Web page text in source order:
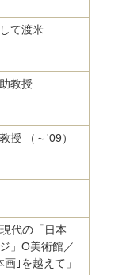
て渡米
教授
授 （～'09）
代の「日本
」O美術館／
｣を越えて」